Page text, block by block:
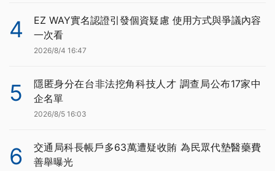
4
EZ WAY實名認證引發個資疑慮 使用方式與爭議內容
一次看
2026/8/4 16:47
5
隱匿身分在台非法挖角科技人才 調查局公布17家中
企名單
2026/8/5 16:03
6
交通局科長帳戶多63萬遭疑收賄 為民眾代墊醫藥費
善舉曝光